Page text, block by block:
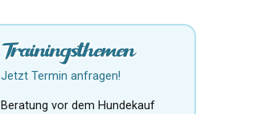
Trainingsthemen
Jetzt Termin anfragen!
Beratung vor dem Hundekauf